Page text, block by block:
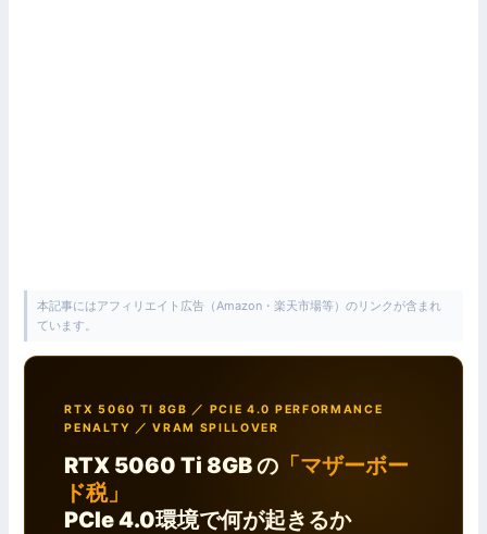
本記事にはアフィリエイト広告（Amazon・楽天市場等）のリンクが含まれ
ています。
RTX 5060 TI 8GB ／ PCIE 4.0 PERFORMANCE
PENALTY ／ VRAM SPILLOVER
RTX 5060 Ti 8GB の 「マザーボー
ド税」
PCIe 4.0環境で何が起きるか